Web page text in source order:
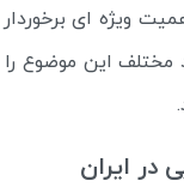
ویژه ای
این موضوع را
در ایران